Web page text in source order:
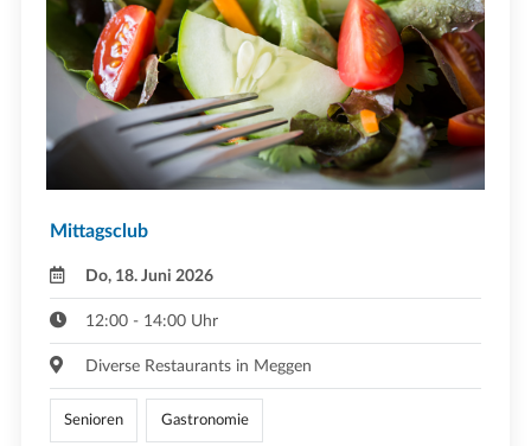
Mittagsclub
Do, 18. Juni 2026
12:00 - 14:00 Uhr
Diverse Restaurants in Meggen
Senioren Gastronomie